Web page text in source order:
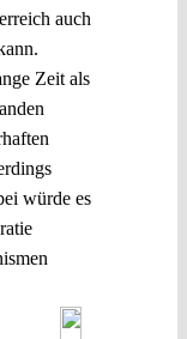
auch
Zeit als
würde es